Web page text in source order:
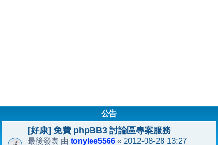
公告
[好康] 免費 phpBB3 討論區專案服務
最後發表 由 tonylee5566 « 2012-08-28 13:27